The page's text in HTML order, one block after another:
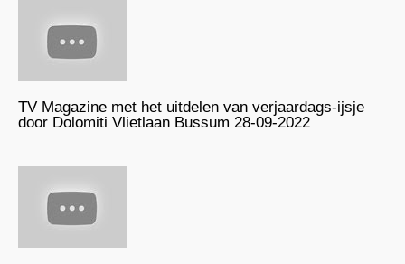
TV Magazine met het uitdelen van verjaardags-ijsje
door Dolomiti Vlietlaan Bussum 28-09-2022